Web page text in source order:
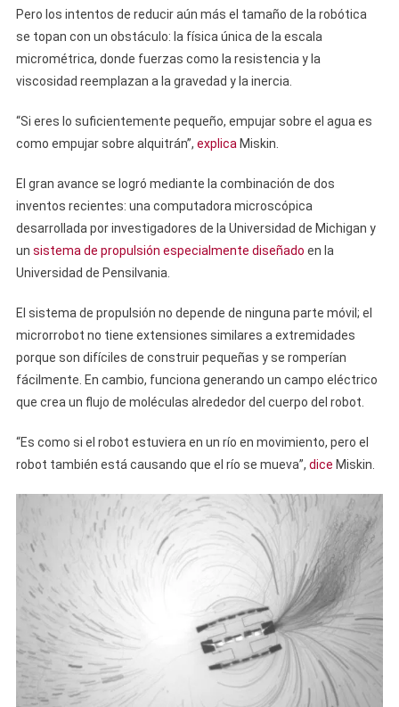
Pero los intentos de reducir aún más el tamaño de la robótica
se topan con un obstáculo: la física única de la escala
micrométrica, donde fuerzas como la resistencia y la
viscosidad reemplazan a la gravedad y la inercia.
“Si eres lo suficientemente pequeño, empujar sobre el agua es
como empujar sobre alquitrán”, explica Miskin.
El gran avance se logró mediante la combinación de dos
inventos recientes: una computadora microscópica
desarrollada por investigadores de la Universidad de Michigan y
un sistema de propulsión especialmente diseñado en la
Universidad de Pensilvania.
El sistema de propulsión no depende de ninguna parte móvil; el
microrrobot no tiene extensiones similares a extremidades
porque son difíciles de construir pequeñas y se romperían
fácilmente. En cambio, funciona generando un campo eléctrico
que crea un flujo de moléculas alrededor del cuerpo del robot.
“Es como si el robot estuviera en un río en movimiento, pero el
robot también está causando que el río se mueva”, dice Miskin.